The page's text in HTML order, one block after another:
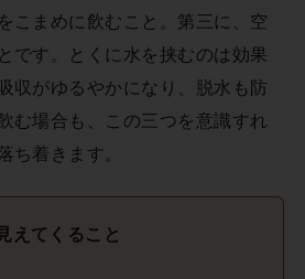
こまめに飲むこと。第三に、空
です。とくに水を挟むのは効果
収がゆるやかになり、脱水も防
む場合も、この三つを意識すれ
ち着きます。
えてくること